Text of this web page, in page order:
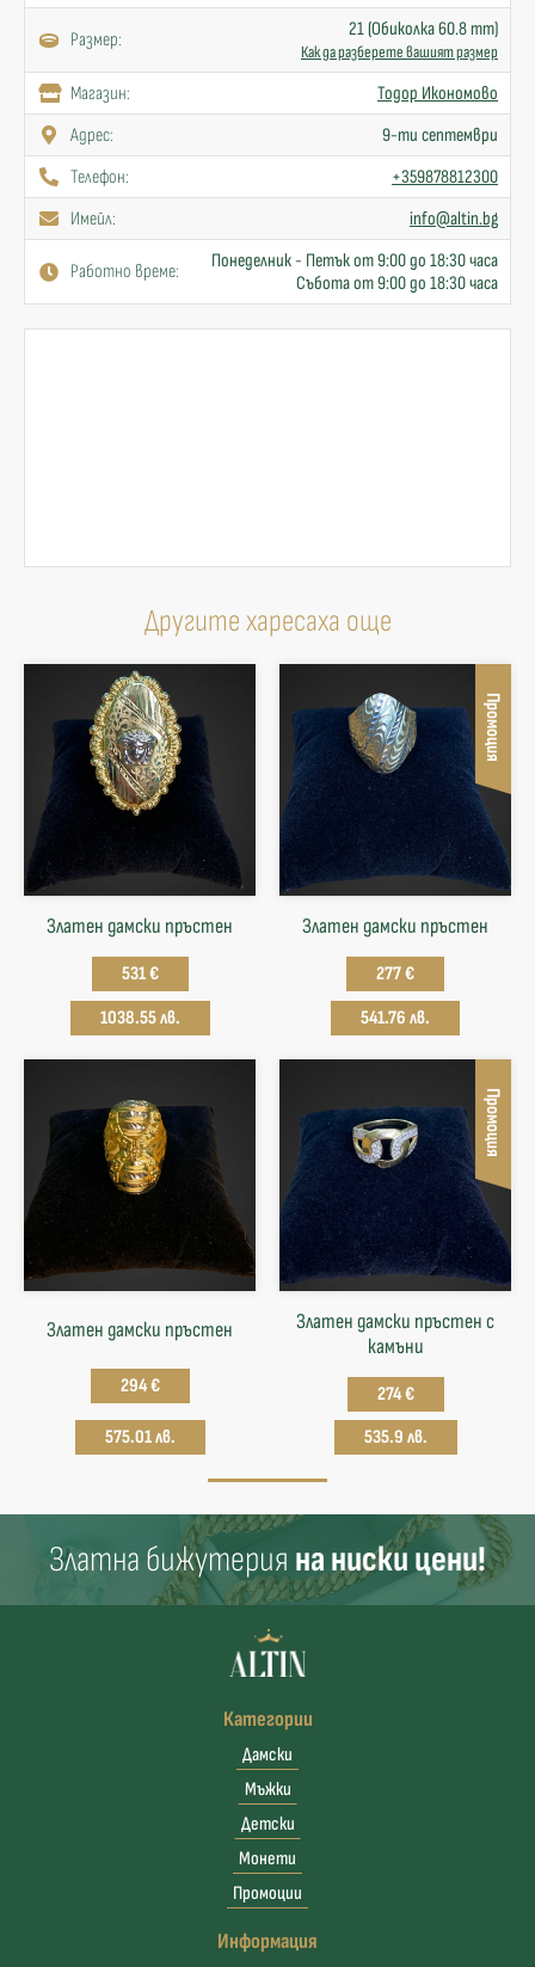
Размер: 21 (Обиколка 60.8 mm)
Как да разберете вашият размер
Mагазин:
Тодор Икономово
Адрес:
9-ти септември
Телефон:
+359878812300
Имейл:
info@altin.bg
Работно време:
Понеделник - Петък от 9:00 до 18:30 часа
Събота от 9:00 до 18:30 часа
Другите харесаха още
Златен дамски пръстен
531 €
1038.55 лв.
Промоция
Златен дамски пръстен
277 €
541.76 лв.
Златен дамски пръстен
294 €
575.01 лв.
Промоция
Златен дамски пръстен с
камъни
274 €
535.9 лв.
Златна бижутерия на ниски цени!
Категории
Дамски
Мъжки
Детски
Монети
Промоции
Информация